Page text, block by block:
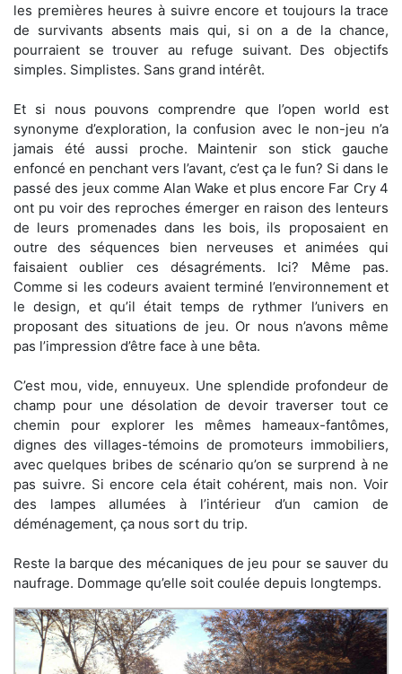
les premières heures à suivre encore et toujours la trace
de survivants absents mais qui, si on a de la chance,
pourraient se trouver au refuge suivant. Des objectifs
simples. Simplistes. Sans grand intérêt.
Et si nous pouvons comprendre que l’open world est
synonyme d’exploration, la confusion avec le non-jeu n’a
jamais été aussi proche. Maintenir son stick gauche
enfoncé en penchant vers l’avant, c’est ça le fun? Si dans le
passé des jeux comme Alan Wake et plus encore Far Cry 4
ont pu voir des reproches émerger en raison des lenteurs
de leurs promenades dans les bois, ils proposaient en
outre des séquences bien nerveuses et animées qui
faisaient oublier ces désagréments. Ici? Même pas.
Comme si les codeurs avaient terminé l’environnement et
le design, et qu’il était temps de rythmer l’univers en
proposant des situations de jeu. Or nous n’avons même
pas l’impression d’être face à une bêta.
C’est mou, vide, ennuyeux. Une splendide profondeur de
champ pour une désolation de devoir traverser tout ce
chemin pour explorer les mêmes hameaux-fantômes,
dignes des villages-témoins de promoteurs immobiliers,
avec quelques bribes de scénario qu’on se surprend à ne
pas suivre. Si encore cela était cohérent, mais non. Voir
des lampes allumées à l’intérieur d’un camion de
déménagement, ça nous sort du trip.
Reste la barque des mécaniques de jeu pour se sauver du
naufrage. Dommage qu’elle soit coulée depuis longtemps.